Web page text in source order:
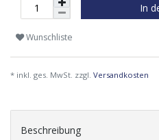
In
Wunschliste
* inkl. ges. MwSt. zzgl. Versandkosten
Beschreibung